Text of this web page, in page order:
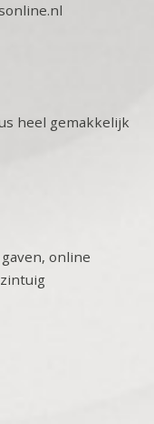
heel gemakkelijk
online